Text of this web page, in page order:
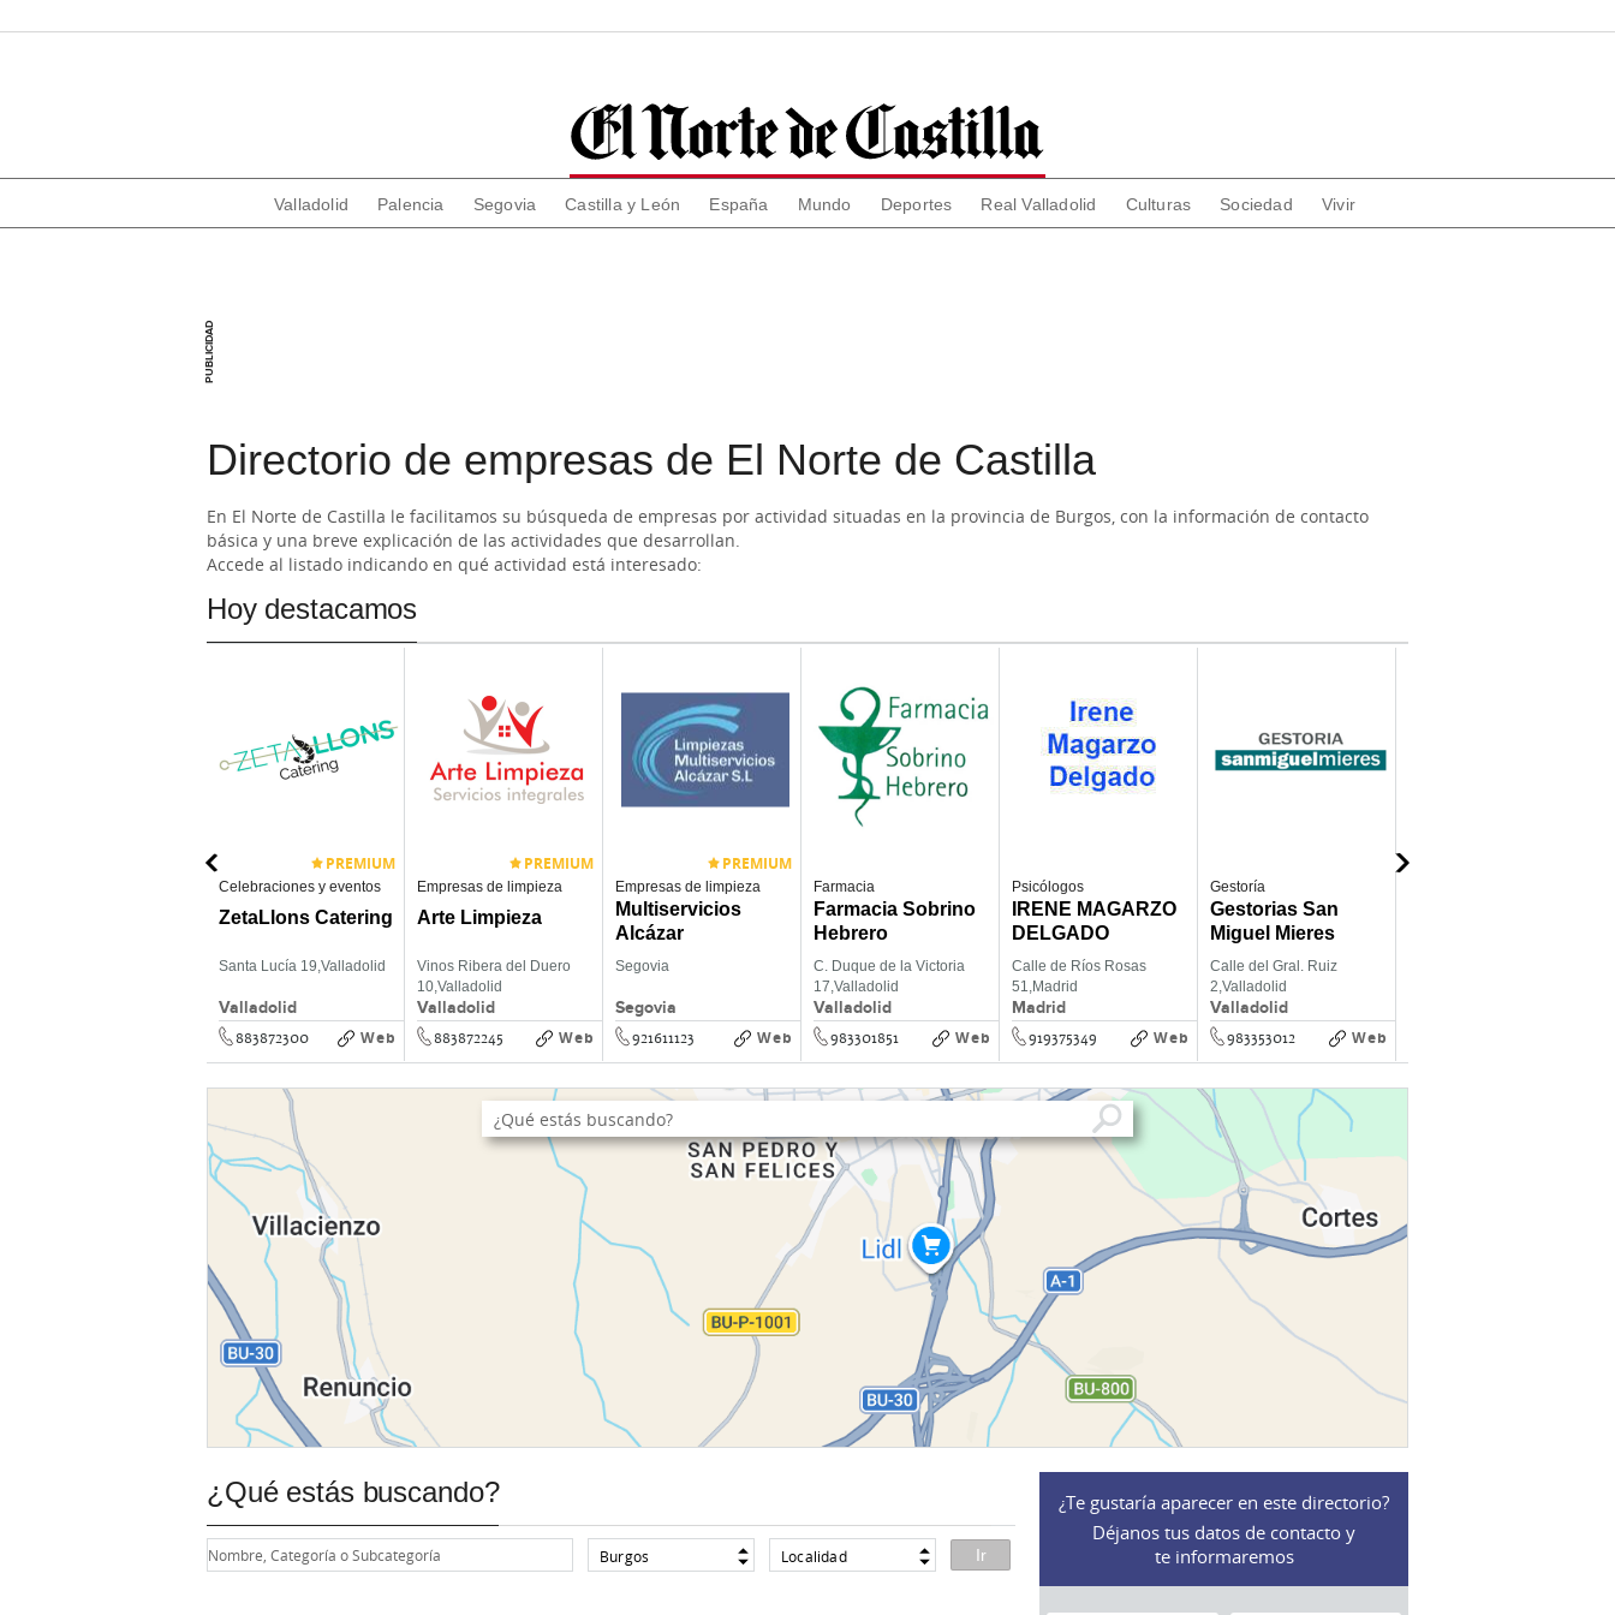
Valladolid Palencia Segovia Castilla y León España Mundo Deportes Real Valladolid Culturas Sociedad Vivir
Directorio de empresas de El Norte de Castilla
En El Norte de Castilla le facilitamos su búsqueda de empresas por actividad situadas en la provincia de Burgos, con la información de contacto
básica y una breve explicación de las actividades que desarrollan.
Accede al listado indicando en qué actividad está interesado:
Hoy destacamos
PREMIUM
Celebraciones y eventos
ZetaLlons Catering
Valladolid
Santa Lucía 19,Valladolid
883872300 Web
PREMIUM
Empresas de limpieza
Arte Limpieza
Valladolid
Vinos Ribera del Duero
10,Valladolid
883872245 Web
PREMIUM
Empresas de limpieza
Multiservicios
Alcázar
Segovia
Segovia
921611123 Web
Farmacia
Farmacia Sobrino
Hebrero
Valladolid
C. Duque de la Victoria
17,Valladolid
983301851 Web
Psicólogos
IRENE MAGARZO
DELGADO
Madrid
Calle de Ríos Rosas
51,Madrid
919375349 Web
Gestoría
Gestorias San
Miguel Mieres
Valladolid
Calle del Gral. Ruiz
2,Valladolid
983353012 Web
¿Qué estás buscando?
Burgos Localidad
¿Te gustaría aparecer en este directorio?
Déjanos tus datos de contacto y
te informaremos